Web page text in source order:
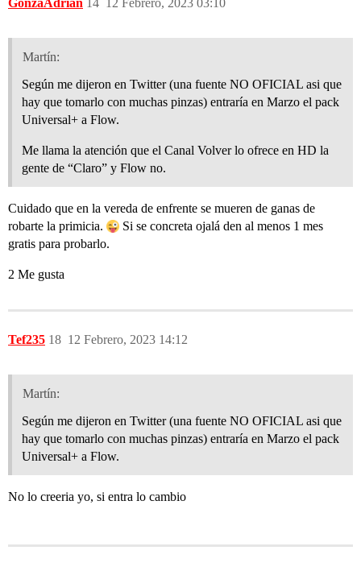
GonzaAdrian 12 Febrero, 2023 03:10
14
Martín:
Según me dijeron en Twitter (una fuente NO OFICIAL asi que
hay que tomarlo con muchas pinzas) entraría en Marzo el pack
Universal+ a Flow.
Me llama la atención que el Canal Volver lo ofrece en HD la
gente de “Claro” y Flow no.
Cuidado que en la vereda de enfrente se mueren de ganas de
robarte la primicia.
Si se concreta ojalá den al menos 1 mes
gratis para probarlo.
2 Me gusta
Tef235 12 Febrero, 2023 14:12
18
Martín:
Según me dijeron en Twitter (una fuente NO OFICIAL asi que
hay que tomarlo con muchas pinzas) entraría en Marzo el pack
Universal+ a Flow.
No lo creeria yo, si entra lo cambio